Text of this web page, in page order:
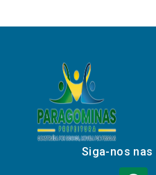
Siga-nos